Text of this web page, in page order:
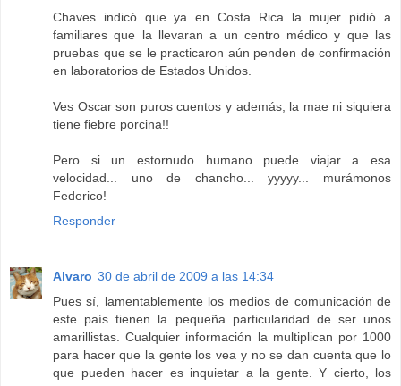
Chaves indicó que ya en Costa Rica la mujer pidió a
familiares que la llevaran a un centro médico y que las
pruebas que se le practicaron aún penden de confirmación
en laboratorios de Estados Unidos.
Ves Oscar son puros cuentos y además, la mae ni siquiera
tiene fiebre porcina!!
Pero si un estornudo humano puede viajar a esa
velocidad... uno de chancho... yyyyy... murámonos
Federico!
Responder
Alvaro 30 de abril de 2009 a las 14:34
Pues sí, lamentablemente los medios de comunicación de
este país tienen la pequeña particularidad de ser unos
amarillistas. Cualquier información la multiplican por 1000
para hacer que la gente los vea y no se dan cuenta que lo
que pueden hacer es inquietar a la gente. Y cierto, los